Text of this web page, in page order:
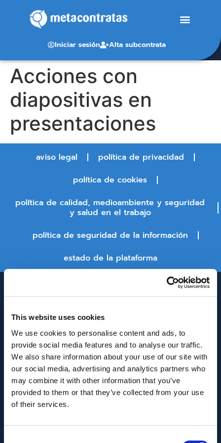
This website uses cookies
We use cookies to personalise content and ads, to
provide social media features and to analyse our traffic.
We also share information about your use of our site with
our social media, advertising and analytics partners who
may combine it with other information that you’ve
provided to them or that they’ve collected from your use
of their services.
Iniciar sesión Alta subcontrata
Acciones con
diapositivas en
presentaciones
aviso legal
política de privacidad
política de cookies
política de calidad, medioambiente y seguridad
y salud en el trabajo
política de seguridad de la información
estado de la plataforma
INNOVACIÓN Y DESARROLLO DE ANDALUCÍA
IDEA
Se ha recibido un incentivo de la Agencia de
Junta de Andalucía, por un importe de